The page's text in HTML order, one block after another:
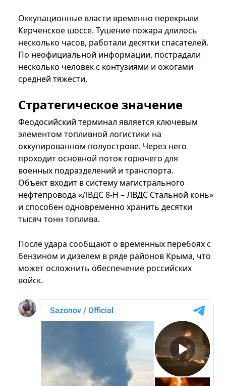
Оккупационные власти временно перекрыли
Керченское шоссе. Тушение пожара длилось
несколько часов, работали десятки спасателей.
По неофициальной информации, пострадали
несколько человек с контузиями и ожогами
средней тяжести.
Стратегическое значение
Феодосийский терминал является ключевым
элементом топливной логистики на
оккупированном полуострове. Через него
проходит основной поток горючего для
военных подразделений и транспорта.
Объект входит в систему магистрального
нефтепровода «ЛВДС 8-Н – ЛВДС Стальной конь»
и способен одновременно хранить десятки
тысяч тонн топлива.
После удара сообщают о временных перебоях с
бензином и дизелем в ряде районов Крыма, что
может осложнить обеспечение российских
войск.